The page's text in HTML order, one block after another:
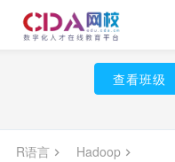
查看班级
R语言 Hadoop